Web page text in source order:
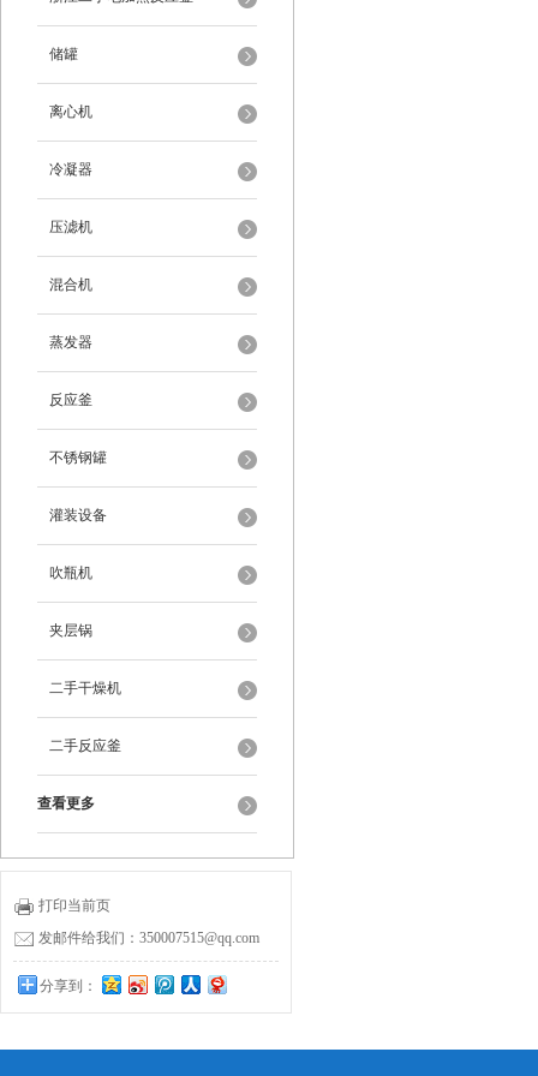
储罐
离心机
冷凝器
压滤机
混合机
蒸发器
反应釜
不锈钢罐
灌装设备
吹瓶机
夹层锅
二手干燥机
二手反应釜
查看更多
打印当前页
发邮件给我们：350007515@qq.com
分享到：
0